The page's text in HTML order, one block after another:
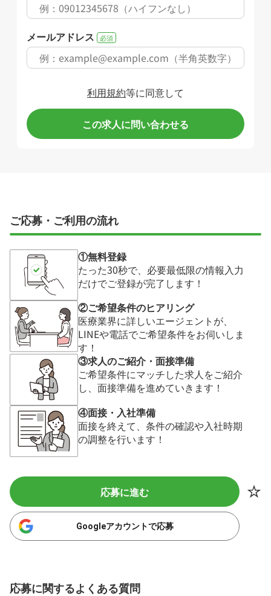
メールアドレス 必須
利用規約等に同意して
この求人に問い合わせる
ご応募・ご利用の流れ
①無料登録
たった30秒で、必要最低限の情報入力
だけでご登録が完了します！
②ご希望条件のヒアリング
医療業界に詳しいエージェントが、
LINEや電話でご希望条件をお伺いしま
す！
③求人のご紹介・面接準備
ご希望条件にマッチした求人をご紹介
し、面接準備を進めていきます！
④面接・入社準備
面接を終えて、条件の確認や入社時期
の調整を行います！
応募に進む
Googleアカウントで応募
応募に関するよくある質問